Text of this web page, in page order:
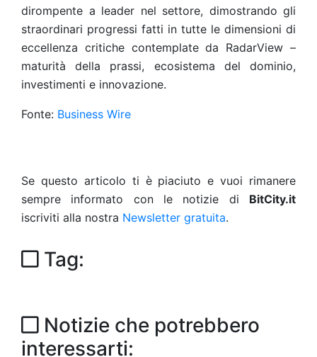
dirompente a leader nel settore, dimostrando gli
straordinari progressi fatti in tutte le dimensioni di
eccellenza critiche contemplate da RadarView –
maturità della prassi, ecosistema del dominio,
investimenti e innovazione.
Fonte: Business Wire
Se questo articolo ti è piaciuto e vuoi rimanere
sempre informato con le notizie di BitCity.it
iscriviti alla nostra Newsletter gratuita.
Tag:
Notizie che potrebbero
interessarti: